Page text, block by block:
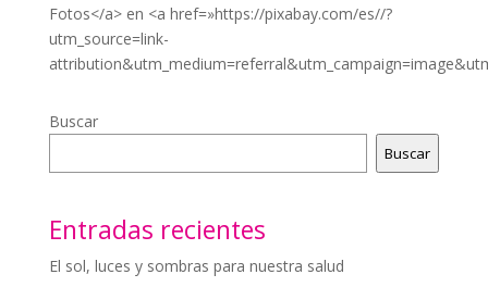
Fotos</a> en <a href=»https://pixabay.com/es//?
utm_source=link-
Buscar
Buscar
Entradas recientes
El sol, luces y sombras para nuestra salud